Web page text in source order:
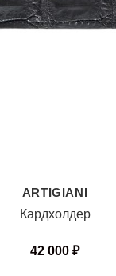
ARTIGIANI
Кардхолдер
42 000 ₽